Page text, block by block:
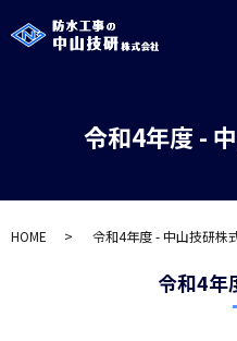
令和4年度 -
HOME 令和4年度 - 中山技研株
令和4年